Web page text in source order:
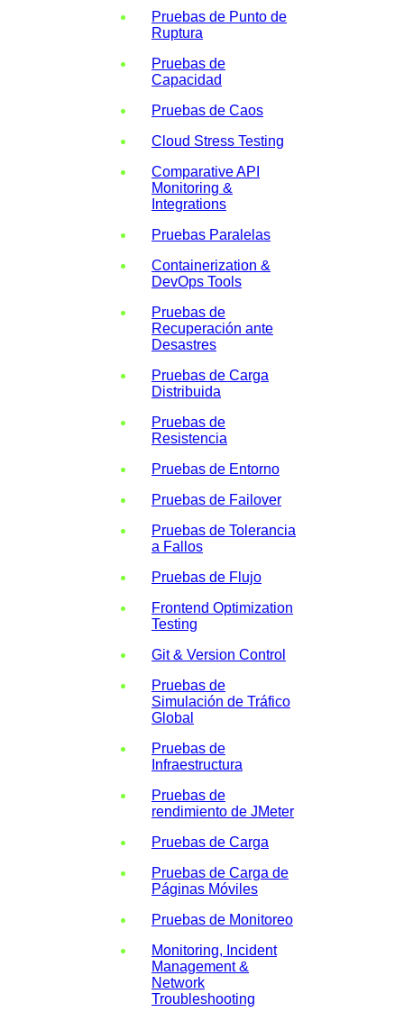
Pruebas de Punto de
Ruptura
Pruebas de
Capacidad
Pruebas de Caos
Cloud Stress Testing
Comparative API
Monitoring &
Integrations
Pruebas Paralelas
Containerization &
DevOps Tools
Pruebas de
Recuperación ante
Desastres
Pruebas de Carga
Distribuida
Pruebas de
Resistencia
Pruebas de Entorno
Pruebas de Failover
Pruebas de Tolerancia
a Fallos
Pruebas de Flujo
Frontend Optimization
Testing
Git & Version Control
Pruebas de
Simulación de Tráfico
Global
Pruebas de
Infraestructura
Pruebas de
rendimiento de JMeter
Pruebas de Carga
Pruebas de Carga de
Páginas Móviles
Pruebas de Monitoreo
Monitoring, Incident
Management &
Network
Troubleshooting